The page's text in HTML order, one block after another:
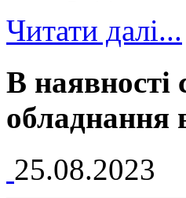
Читати далі...
В наявності
обладнання
25.08.2023